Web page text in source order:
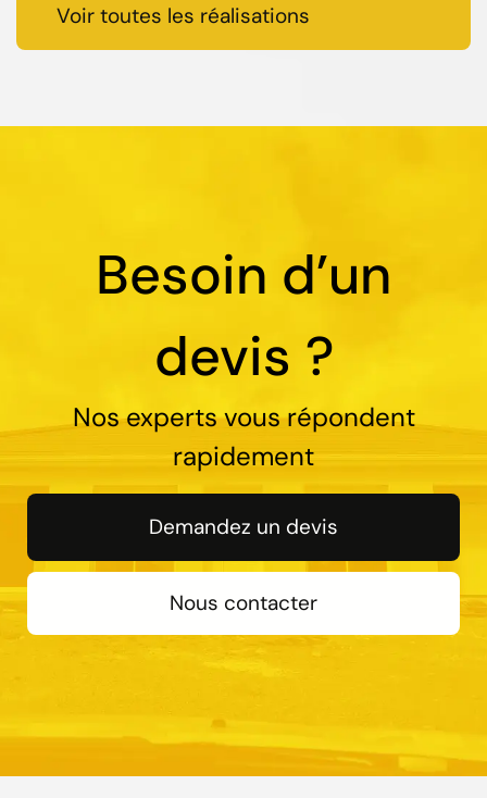
Voir toutes les réalisations
Besoin d’un
devis ?
Nos experts vous répondent
rapidement
Demandez un devis
Nous contacter